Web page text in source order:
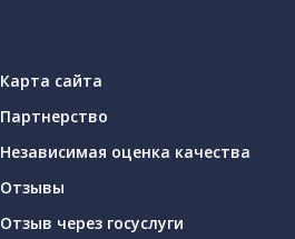
Карта сайта
Партнерство
Независимая оценка качества
Отзывы
Отзыв через госуслуги